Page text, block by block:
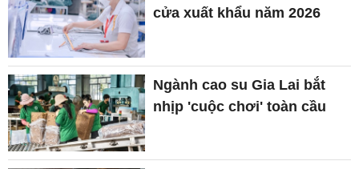
cửa xuất khẩu năm 2026
Ngành cao su Gia Lai bắt
nhịp 'cuộc chơi' toàn cầu